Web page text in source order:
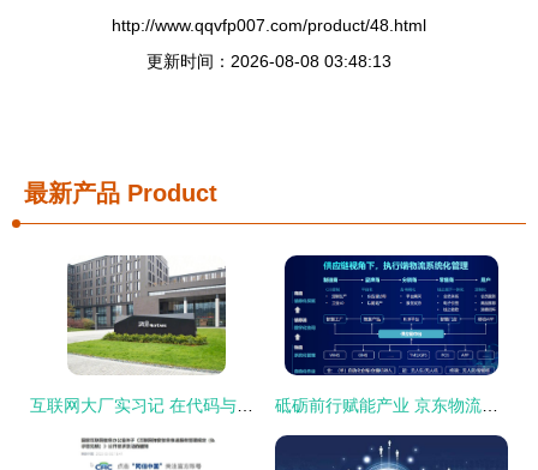
http://www.qqvfp007.com/product/48.html
更新时间：2026-08-08 03:48:13
最新产品 Product